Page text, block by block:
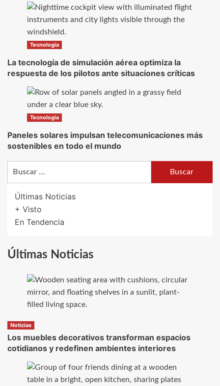
Tecnología
La tecnología de simulación aérea optimiza la
respuesta de los pilotos ante situaciones críticas
Tecnología
Paneles solares impulsan telecomunicaciones más
sostenibles en todo el mundo
Últimas Noticias
+ Visto
En Tendencia
Últimas Noticias
Noticias
Los muebles decorativos transforman espacios
cotidianos y redefinen ambientes interiores